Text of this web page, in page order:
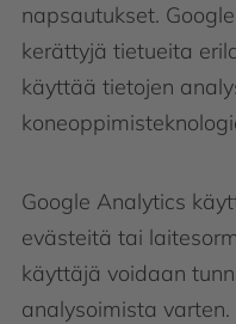
napsautukset.
kerättyjä tietueita
käyttää tietojen
Google Analytics
evästeitä tai
käyttäjä voidaan
analysoimista